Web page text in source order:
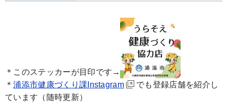
＊このステッカーが目印です→
＊浦添市健康づくり課Instagram
でも登録店舗を紹介し
ています（随時更新）